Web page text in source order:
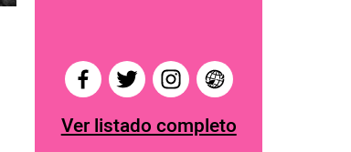
Ver listado completo